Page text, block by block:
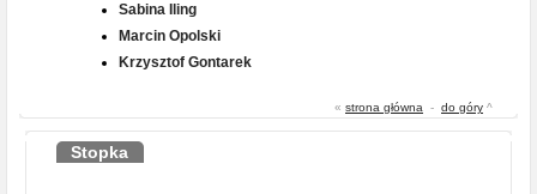
Sabina Iling
Marcin Opolski
Krzysztof Gontarek
« strona główna - do góry ^
Stopka